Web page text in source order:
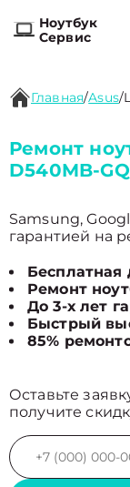
Ноутбук
Сервис
Главная/Asus/
Ремонт
D540MB-
Samsung,
гарантией на
Бесплатная
Ремонт
До 3-х лет
Быстрый
85%
Оставьте
получите